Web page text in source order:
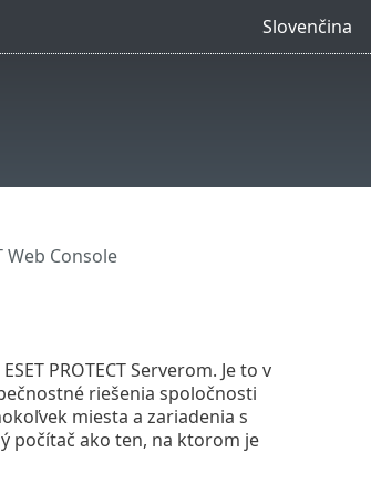
Slovenčina
Web Console
PROTECT Serverom. Je to v
riešenia spoločnosti
miesta a zariadenia s
počítač ako ten, na ktorom je